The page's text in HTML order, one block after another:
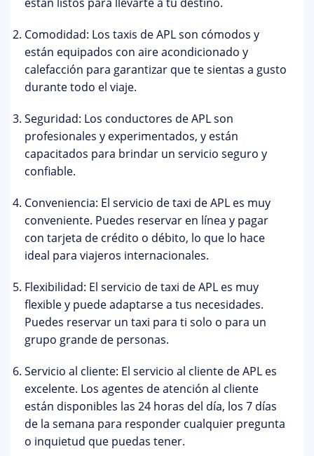
Comodidad: Los taxis de APL son cómodos y
están equipados con aire acondicionado y
calefacción para garantizar que te sientas a gusto
durante todo el viaje.
Seguridad: Los conductores de APL son
profesionales y experimentados, y están
capacitados para brindar un servicio seguro y
confiable.
Conveniencia: El servicio de taxi de APL es muy
conveniente. Puedes reservar en línea y pagar
con tarjeta de crédito o débito, lo que lo hace
ideal para viajeros internacionales.
Flexibilidad: El servicio de taxi de APL es muy
flexible y puede adaptarse a tus necesidades.
Puedes reservar un taxi para ti solo o para un
grupo grande de personas.
Servicio al cliente: El servicio al cliente de APL es
excelente. Los agentes de atención al cliente
están disponibles las 24 horas del día, los 7 días
de la semana para responder cualquier pregunta
o inquietud que puedas tener.